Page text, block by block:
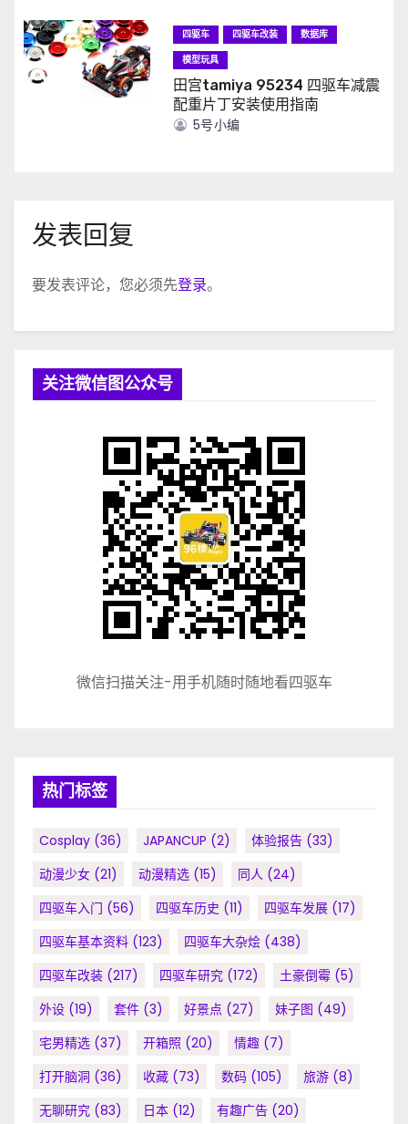
四驱车 四驱车改装
数据库
模型玩具
田宫tamiya 95234 四驱车减震
配重片丁安装使用指南
5号小编
发表回复
要发表评论，您必须先登录。
关注微信图公众号
微信扫描关注-用手机随时随地看四驱车
热门标签
Cosplay (36) JAPANCUP (2) 体验报告 (33)
动漫少女 (21) 动漫精选 (15) 同人 (24)
四驱车入门 (56) 四驱车历史 (11) 四驱车发展 (17)
四驱车基本资料 (123) 四驱车大杂烩 (438)
四驱车改装 (217) 四驱车研究 (172) 土豪倒霉 (5)
外设 (19) 套件 (3) 好景点 (27) 妹子图 (49)
宅男精选 (37) 开箱照 (20) 情趣 (7)
打开脑洞 (36) 收藏 (73) 数码 (105) 旅游 (8)
无聊研究 (83) 日本 (12) 有趣广告 (20)